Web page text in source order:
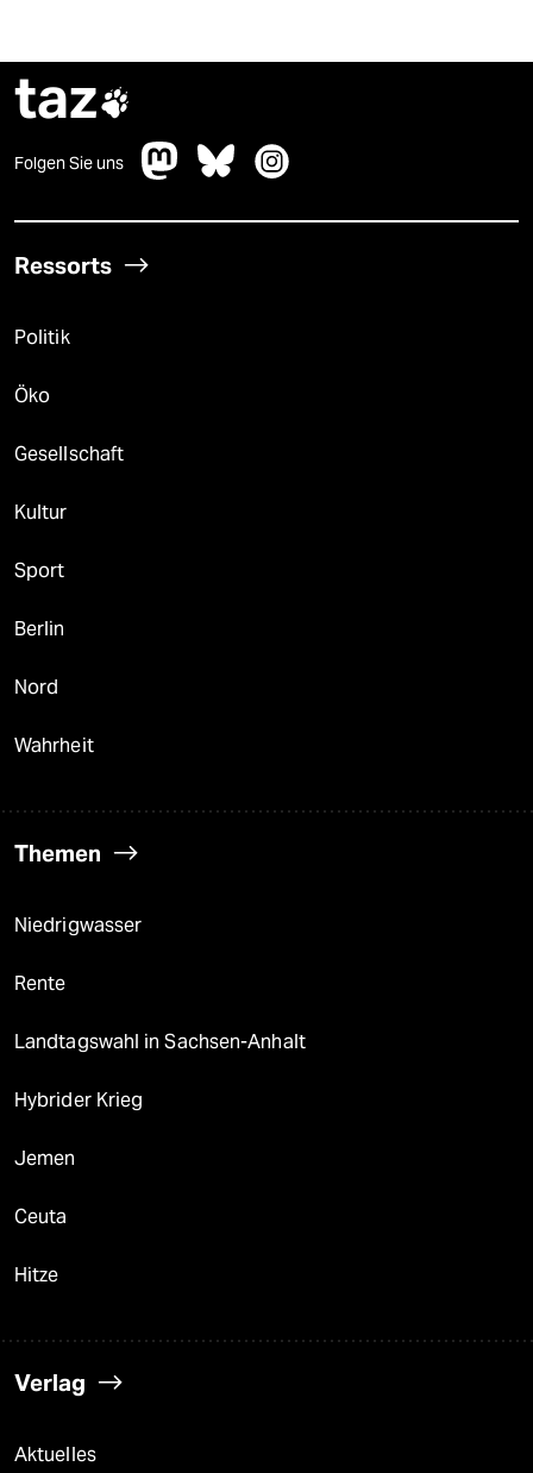
taz
Folgen Sie uns
Ressorts
Politik
Öko
Gesellschaft
Kultur
Sport
Berlin
Nord
Wahrheit
Themen
Niedrigwasser
Rente
Landtagswahl in Sachsen-Anhalt
Hybrider Krieg
Jemen
Ceuta
Hitze
Verlag
Aktuelles